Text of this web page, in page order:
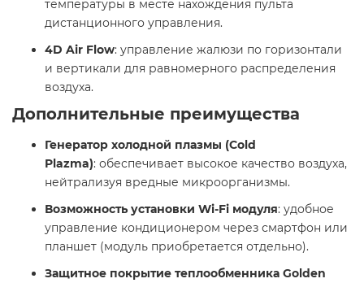
температуры в месте нахождения пульта
дистанционного управления.​
4D Air Flow: управление жалюзи по горизонтали
и вертикали для равномерного распределения
воздуха. ​
Дополнительные преимущества
Генератор холодной плазмы (Cold
Plazma): обеспечивает высокое качество воздуха,
нейтрализуя вредные микроорганизмы.​
Возможность установки Wi-Fi модуля: удобное
управление кондиционером через смартфон или
планшет (модуль приобретается отдельно).​
Защитное покрытие теплообменника Golden